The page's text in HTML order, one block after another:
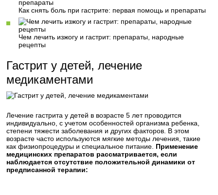
Как снять боль при гастрите: первая помощь и препараты
Чем лечить изжогу и гастрит: препараты, народные
рецепты
Гастрит у детей, лечение
медикаментами
Лечение гастрита у детей в возрасте 5 лет проводится
индивидуально, с учетом особенностей организма ребенка,
степени тяжести заболевания и других факторов. В этом
возрасте часто используются мягкие методы лечения, такие
как физиопроцедуры и специальное питание. Применение
медицинских препаратов рассматривается, если
наблюдается отсутствие положительной динамики от
предписанной терапии: